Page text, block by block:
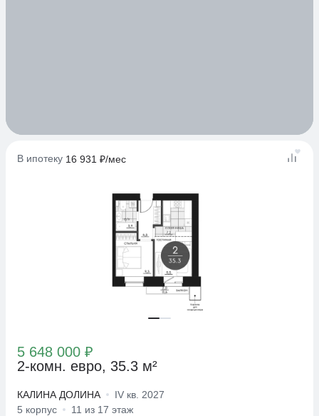
В ипотеку 16 931 ₽/мес
5 648 000 ₽
2-комн. евро, 35.3 м²
КАЛИНА ДОЛИНА
IV кв. 2027
5 корпус
11 из 17 этаж